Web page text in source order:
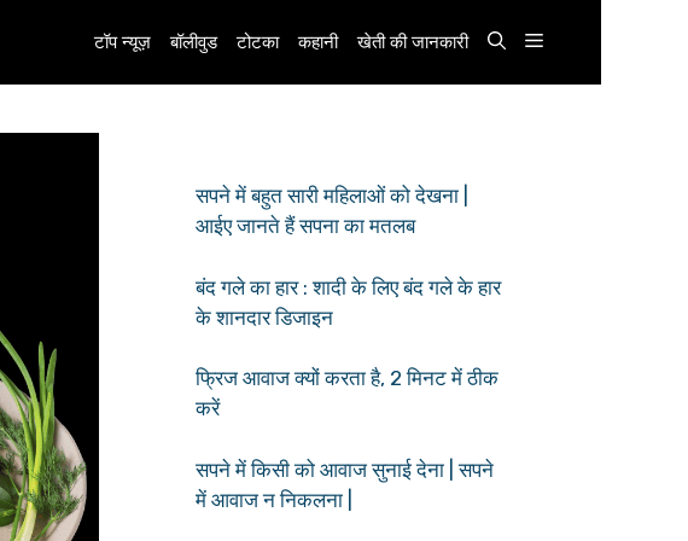
टॉप न्यूज़ बॉलीवुड टोटका कहानी खेती की जानकारी
सपने में बहुत सारी महिलाओं को देखना |
आईए जानते हैं सपना का मतलब
बंद गले का हार : शादी के लिए बंद गले के हार
के शानदार डिजाइन
फ्रिज आवाज क्यों करता है, 2 मिनट में ठीक
करें
सपने में किसी को आवाज सुनाई देना | सपने
में आवाज न निकलना |